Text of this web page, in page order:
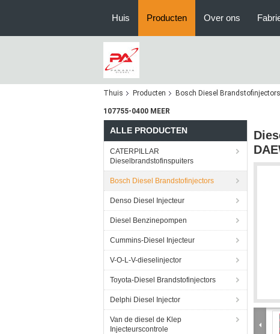
Huis Producten Over ons
Thuis Producten Bosch Diesel Brandstofinjectors
107755-0400 MEER
ALLE PRODUCTEN
CATERPILLAR
Dieselbrandstofinspuiters
Bosch Diesel Brandstofinjectors
Denso Diesel Injecteur
Diesel Benzinepompen
Cummins-Diesel Injecteur
V-O-L-V-dieselinjector
Toyota-Diesel Brandstofinjectors
Delphi Diesel Injector
Van de diesel de Klep
Injecteurscontrole